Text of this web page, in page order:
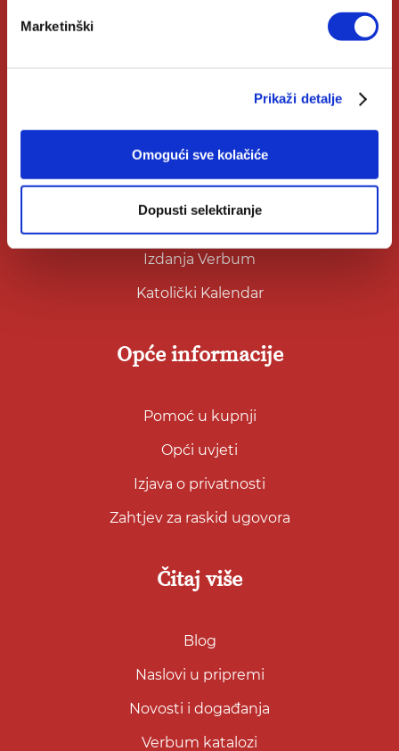
Marketinški
Prikaži detalje
Omogući sve kolačiće
Dopusti selektiranje
Korisni linkovi
Nakladnici
Autori
Izdanja Verbum
Katolički Kalendar
Opće informacije
Pomoć u kupnji
Opći uvjeti
Izjava o privatnosti
Zahtjev za raskid ugovora
Čitaj više
Blog
Naslovi u pripremi
Novosti i događanja
Verbum katalozi